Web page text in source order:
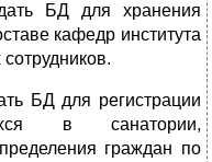
БД для хранения
кафедр института
БД для регистрации
в санатории,
граждан по